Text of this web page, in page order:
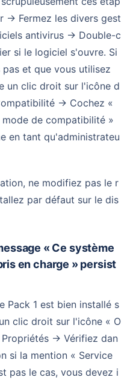
→ Fermez les divers gest
antivirus → Double-c
si le logiciel s'ouvre. Si
et que vous utilisez
un clic droit sur l'icône d
→ Cochez «
de compatibilité »
en tant qu'administrateu
par défaut sur le dis
en charge » persist
clic droit sur l'icône « O
→ Vérifiez dan
si la mention « Service
pas le cas, vous devez i